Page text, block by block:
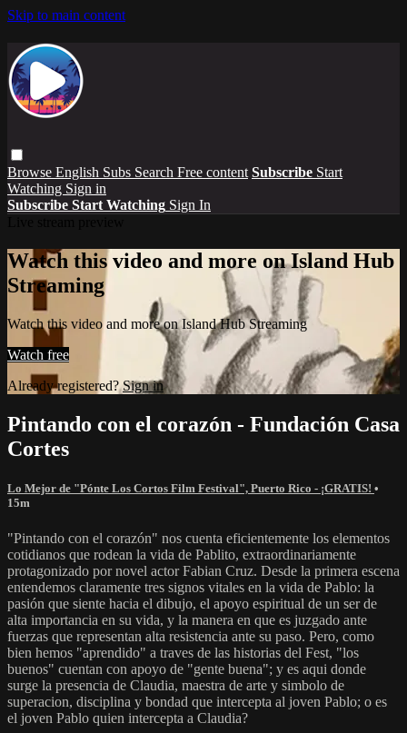
Skip to main content
Browse English Subs Search Free content Subscribe Start
Watching Sign in
Subscribe Start Watching Sign In
Watch this video and more on Island Hub
Streaming
Watch this video and more on Island Hub Streaming
Watch free
Already registered?Sign in
Pintando con el corazón - Fundación Casa
Cortes
Lo Mejor de "Pónte Los Cortos Film Festival", Puerto Rico - ¡GRATIS! •
15m
"Pintando con el corazón" nos cuenta eficientemente los elementos
cotidianos que rodean la vida de Pablito, extraordinariamente
protagonizado por novel actor Fabian Cruz. Desde la primera escena
entendemos claramente tres signos vitales en la vida de Pablo: la
pasión que siente hacia el dibujo, el apoyo espiritual de un ser de
alta importancia en su vida, y la manera en que es juzgado ante
fuerzas que representan alta resistencia ante su paso. Pero, como
bien hemos "aprendido" a traves de las historias del Fest, "los
buenos" cuentan con apoyo de "gente buena"; y es aqui donde
surge la presencia de Claudia, maestra de arte y simbolo de
superacion, disciplina y bondad que intercepta al joven Pablo; o es
el joven Pablo quien intercepta a Claudia?